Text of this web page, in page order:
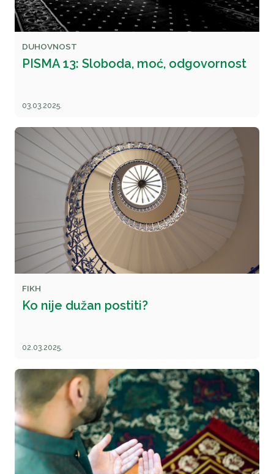
DUHOVNOST
PISMA 13: Sloboda, moć, odgovornost
03.03.2025.
FIKH
Ko nije dužan postiti?
02.03.2025.